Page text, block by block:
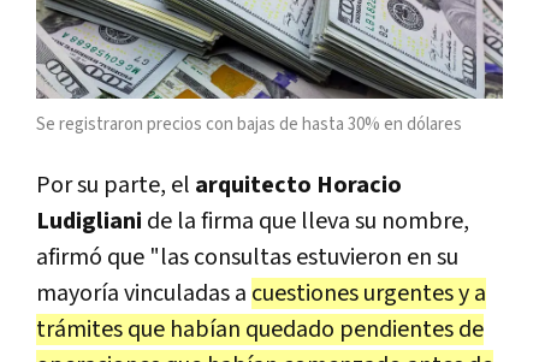
Se registraron precios con bajas de hasta 30% en dólares
Por su parte, el arquitecto Horacio
Ludigliani de la firma que lleva su nombre,
afirmó que "las consultas estuvieron en su
mayoría vinculadas a cuestiones urgentes y a
trámites que habían quedado pendientes de